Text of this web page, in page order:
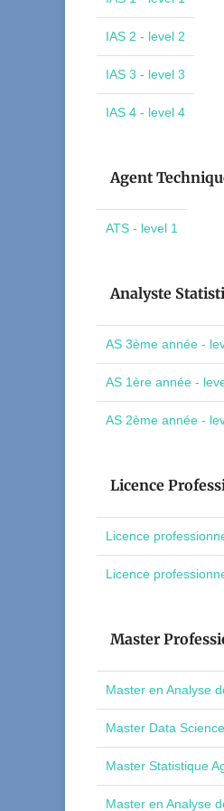
IAS 2 - level 2
IAS 3 - level 3
IAS 4 - level 4
Agent
ATS - level 1
Analyste
AS 3ème année -
AS 1ère année -
AS 2ème année -
Licence
Licence
Licence
Master
Master en Analyse
Master Data
Master Statistique
Master en Analyse